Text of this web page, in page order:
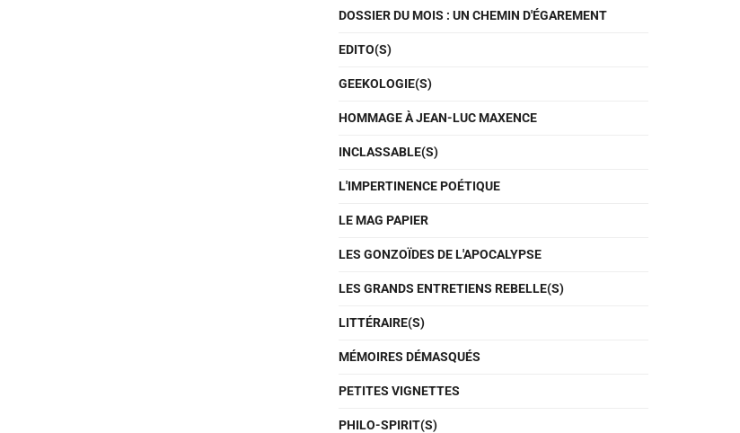
DOSSIER DU MOIS : UN CHEMIN D'ÉGAREMENT
EDITO(S)
GEEKOLOGIE(S)
HOMMAGE À JEAN-LUC MAXENCE
INCLASSABLE(S)
L'IMPERTINENCE POÉTIQUE
LE MAG PAPIER
LES GONZOÏDES DE L'APOCALYPSE
LES GRANDS ENTRETIENS REBELLE(S)
LITTÉRAIRE(S)
MÉMOIRES DÉMASQUÉS
PETITES VIGNETTES
PHILO-SPIRIT(S)